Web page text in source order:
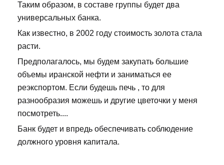
Таким образом, в составе группы будет два
универсальных банка.
Как известно, в 2002 году стоимость золота стала
расти.
Предполагалось, мы будем закупать большие
объемы иранской нефти и заниматься ее
реэкспортом. Если будешь печь , то для
разнообразия можешь и другие цветочки у меня
посмотреть....
Банк будет и впредь обеспечивать соблюдение
должного уровня капитала.